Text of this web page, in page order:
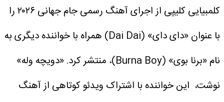
کلمبیایی کلیپی از اجرای آهنگ رسمی جام جهانی ۲۰۲۶ را
با عنوان «دای دای» (Dai Dai) همراه با خواننده دیگری به
نام «برنا بوی» (Burna Boy)، منتشر کرد.
«دویچه وله»
نوشت، ‌ این خواننده با اشتراک ویدئو کوتاهی از آهنگ